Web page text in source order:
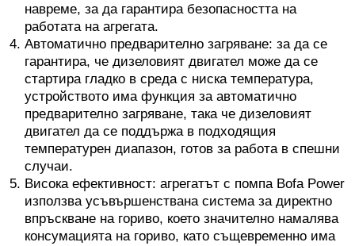
навреме, за да гарантира безопасността на
работата на агрегата.
Автоматично предварително загряване: за да се
гарантира, че дизеловият двигател може да се
стартира гладко в среда с ниска температура,
устройството има функция за автоматично
предварително загряване, така че дизеловият
двигател да се поддържа в подходящия
температурен диапазон, готов за работа в спешни
случаи.
Висока ефективност: агрегатът с помпа Bofa Power
използва усъвършенствана система за директно
впръскване на гориво, което значително намалява
консумацията на гориво, като същевременно има